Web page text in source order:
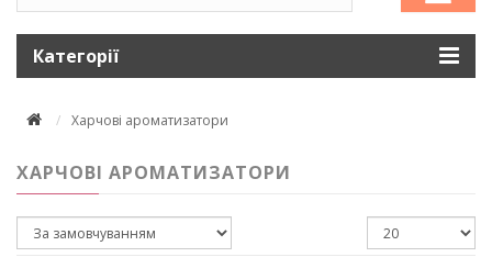
Категорії
Харчові ароматизатори
ХАРЧОВІ АРОМАТИЗАТОРИ